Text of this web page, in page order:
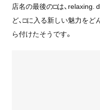
店名の最後の□は、relaxing.
ど、□に入る新しい魅力を
ら付けたそうです。